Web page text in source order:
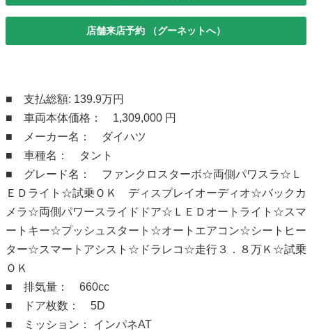
店舗来店予約 （グーネットへ）
■ 支払総額: 139.9万円
■ 車両本体価格： 1,309,000 円
■ メーカー名： ダイハツ
■ 車種名： タント
■ グレード名： ファンクロスターボ☆両側パワスラ☆Ｌ
ＥＤライト☆試乗ＯＫ ディスプレイオーディオ☆バックカ
メラ☆両側パワースライドドア☆ＬＥＤオートライト☆スマ
ートキー☆プッシュスタート☆オートエアコン☆シートヒー
ター☆スマートアシスト☆ドラレコ☆走行３．８万Ｋ☆試乗
ＯＫ
■ 排気量： 660cc
■ ドア枚数： 5D
■ ミッション： インパネAT